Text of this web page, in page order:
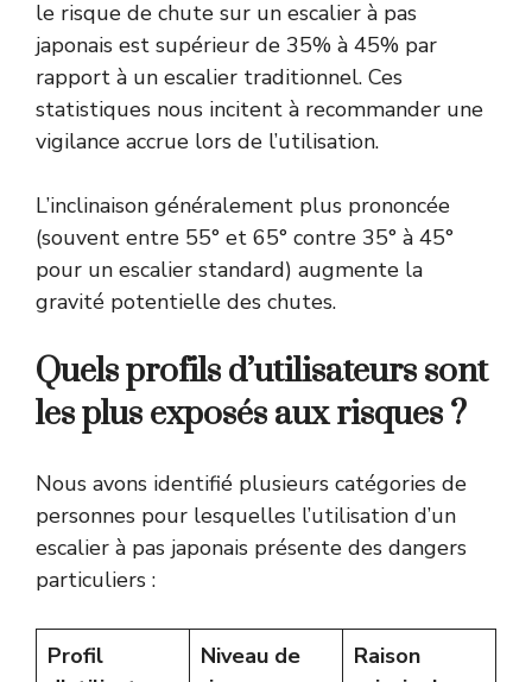
le risque de chute sur un escalier à pas
japonais est supérieur de 35% à 45% par
rapport à un escalier traditionnel. Ces
statistiques nous incitent à recommander une
vigilance accrue lors de l’utilisation.
L’inclinaison généralement plus prononcée
(souvent entre 55° et 65° contre 35° à 45°
pour un escalier standard) augmente la
gravité potentielle des chutes.
Quels profils d’utilisateurs sont
les plus exposés aux risques ?
Nous avons identifié plusieurs catégories de
personnes pour lesquelles l’utilisation d’un
escalier à pas japonais présente des dangers
particuliers :
Profil
Niveau de
Raison